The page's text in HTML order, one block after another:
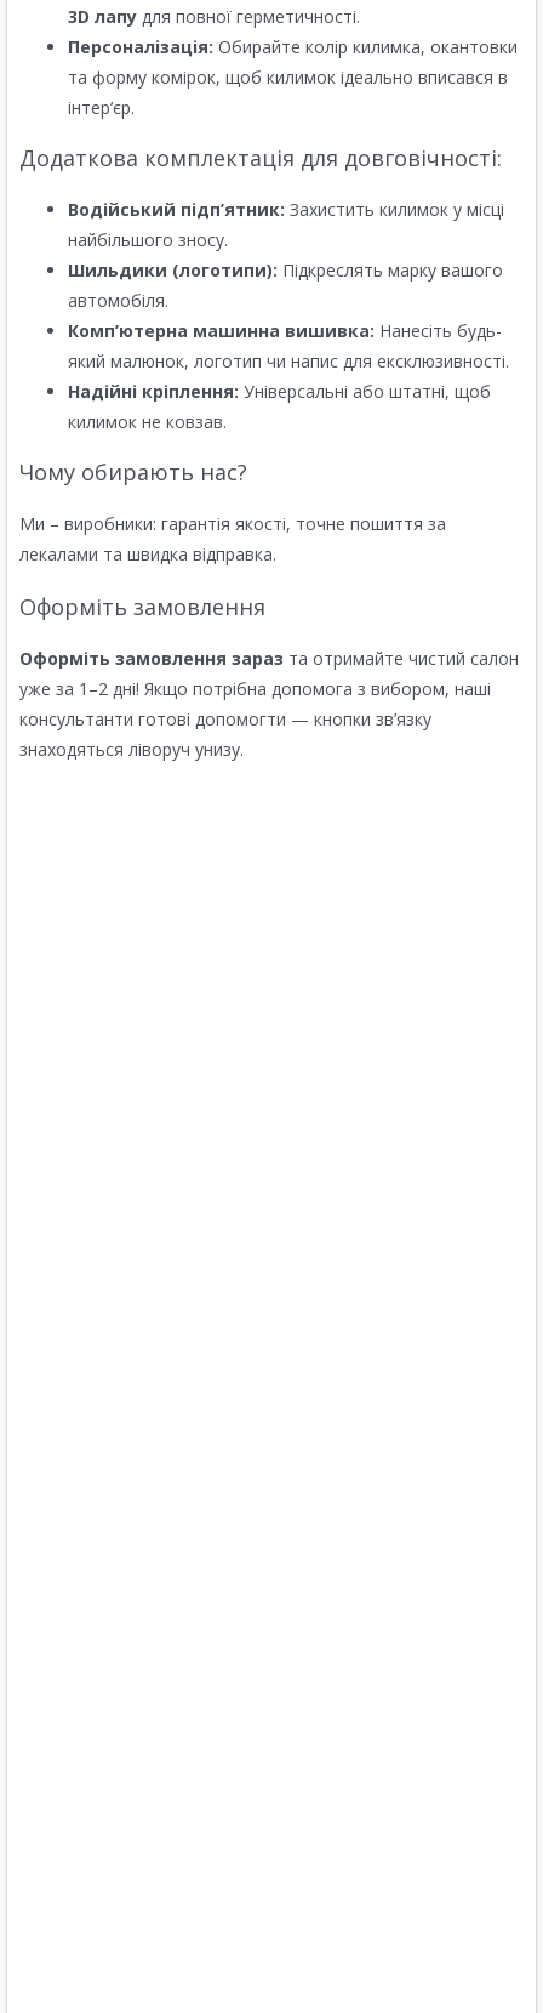
3D лапу для повної герметичності.
Персоналізація: Обирайте колір килимка, окантовки
та форму комірок, щоб килимок ідеально вписався в
інтер’єр.
Додаткова комплектація для довговічності:
Водійський підп’ятник: Захистить килимок у місці
найбільшого зносу.
Шильдики (логотипи): Підкреслять марку вашого
автомобіля.
Комп’ютерна машинна вишивка: Нанесіть будь-
який малюнок, логотип чи напис для ексклюзивності.
Надійні кріплення: Універсальні або штатні, щоб
килимок не ковзав.
Чому обирають нас?
Ми – виробники: гарантія якості, точне пошиття за
лекалами та швидка відправка.
Оформіть замовлення
Оформіть замовлення зараз та отримайте чистий салон
уже за 1–2 дні! Якщо потрібна допомога з вибором, наші
консультанти готові допомогти — кнопки зв’язку
знаходяться ліворуч унизу.